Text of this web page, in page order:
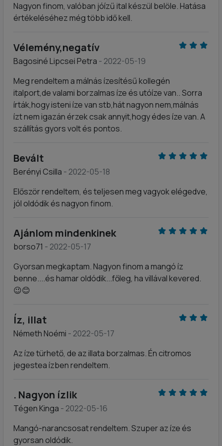
Nagyon finom, valóban jóízű ital készül belöle. Hatása
értékeléséhez még több idő kell.
Vélemény,negatív
Bagosiné Lipcsei Petra - 2022-05-19
Meg rendeltem a málnás ízesítésű kollegén
italport,de valami borzalmas íze és utóíze van.. Sorra
írták,hogy isteni íze van stb,hát nagyon nem,málnás
ízt nem igazán érzek csak annyit,hogy édes íze van. A
szállítás gyors volt és pontos.
Bevált
Berényi Csilla - 2022-05-18
Először rendeltem, és teljesen meg vagyok elégedve,
jól oldódik és nagyon finom.
Ajánlom mindenkinek
borso71 - 2022-05-17
Gyorsan megkaptam. Nagyon finom a mangó íz
benne....és hamar oldódik...főleg, ha villával kevered.
😉😊
Íz, illat
Németh Noémi - 2022-05-17
Az íze türhető, de az illata borzalmas. Én citromos
jegestea ízben rendeltem.
. Nagyon ízlik
Tégen Kinga - 2022-05-16
Mangó-narancsosat rendeltem. Szuper az íze és
gyorsan oldódik.